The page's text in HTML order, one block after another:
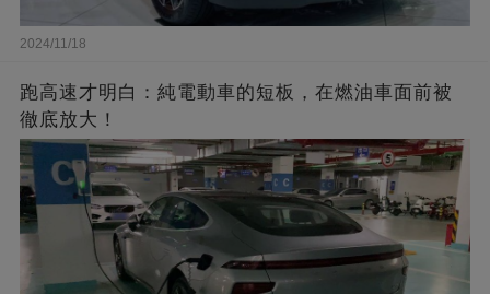
2024/11/18
跑高速才明白：純電動車的短板，在燃油車面前被
徹底放大！